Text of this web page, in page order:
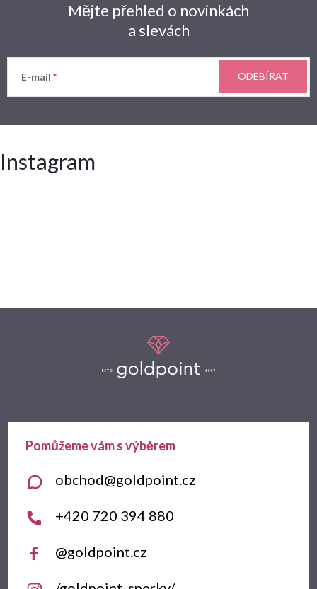
Mějte přehled o novinkách
a slevách
E-mail ODEBÍRAT
Instagram
a
obchod@goldpoint.cz
+420 720 394 880
@goldpoint.cz